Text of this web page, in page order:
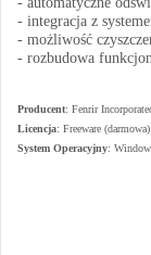
- integracja z
- możliwość
- rozbudowa
Producent: Fenrir
Licencja: Freeware (darmowa)
System Operacyjny: